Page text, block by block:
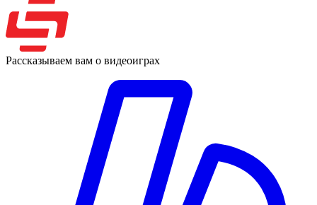
Рассказываем вам о видеоиграх